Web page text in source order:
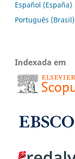
Español (España)
Português (Brasil)
Indexada em